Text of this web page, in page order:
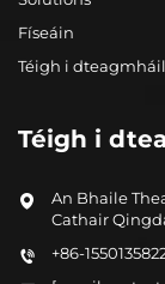
Físeáin
Téigh i
Téigh i
An Bhaile
Cathair
+86-